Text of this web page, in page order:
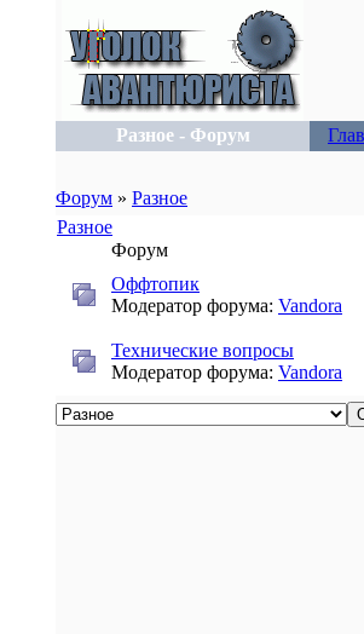
Разное - Форум
Форум » Разное
Разное
Форум
Оффтопик
Модератор форума: Vandora
Технические вопросы
Модератор форума: Vandora